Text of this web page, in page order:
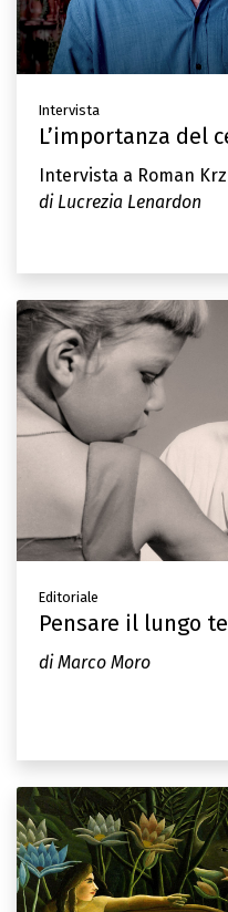
Intervista
L’importanza del
Intervista a Roman
di Lucrezia Lenardon
Editoriale
Pensare il lungo
di Marco Moro